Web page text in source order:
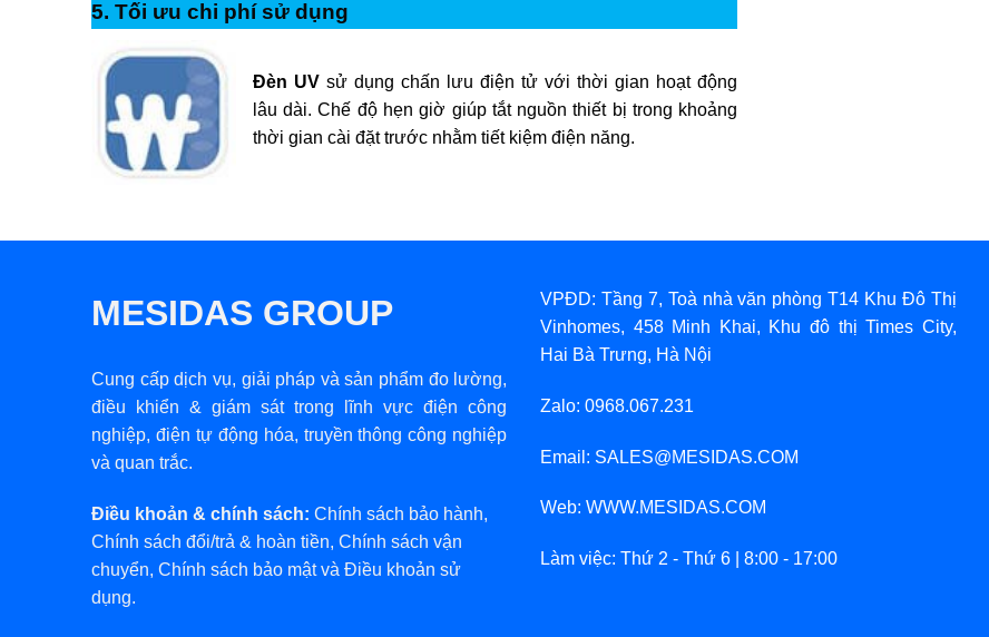
5. Tối ưu chi phí sử dụng
Đèn UVsử dụng chấn lưu điện tử với thời gian hoạt động
lâu dài. Chế độ hẹn giờ giúp tắt nguồn thiết bị trong khoảng
thời gian cài đặt trước nhằm tiết kiệm điện năng.
MESIDAS GROUP
Cung cấp dịch vụ, giải pháp và sản phẩm đo lường,
điều khiển & giám sát trong lĩnh vực điện công
nghiệp, điện tự động hóa, truyền thông công nghiệp
và quan trắc.
Điều khoản & chính sách: Chính sách bảo hành,
Chính sách đổi/trả & hoàn tiền, Chính sách vận
chuyển, Chính sách bảo mậtvà Điều khoản sử
dụng.
VPĐD: Tầng 7, Toà nhà văn phòng T14 Khu Đô Thị
Vinhomes, 458 Minh Khai, Khu đô thị Times City,
Hai Bà Trưng, Hà Nội
Zalo: 0968.067.231
Email: SALES@MESIDAS.COM
Web: WWW.MESIDAS.COM
Làm việc: Thứ 2 - Thứ 6 | 8:00 - 17:00